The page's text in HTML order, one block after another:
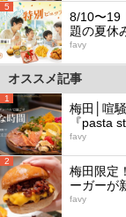
5
8/10〜19
題の夏休
favy
オススメ記事
1
梅田│喧
『pasta
favy
2
梅田限定
ーガーが
favy